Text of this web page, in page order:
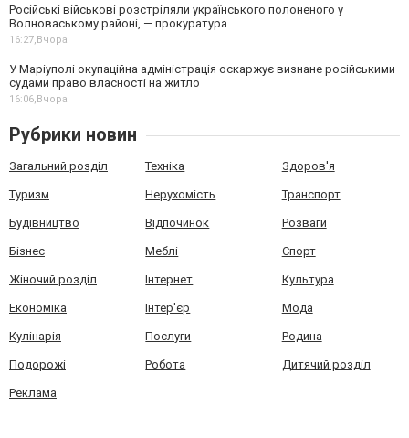
Російські військові розстріляли українського полоненого у
Волноваському районі, — прокуратура
16:27,Вчора
У Маріуполі окупаційна адміністрація оскаржує визнане російськими
судами право власності на житло
16:06,Вчора
Рубрики новин
Загальний розділ Техніка Здоров'я
Туризм Нерухомість Транспорт
Будівництво Відпочинок Розваги
Бізнес Меблі Спорт
Жіночий розділ Інтернет Культура
Економіка Інтер'єр Мода
Кулінарія Послуги Родина
Подорожі Робота Дитячий розділ
Реклама